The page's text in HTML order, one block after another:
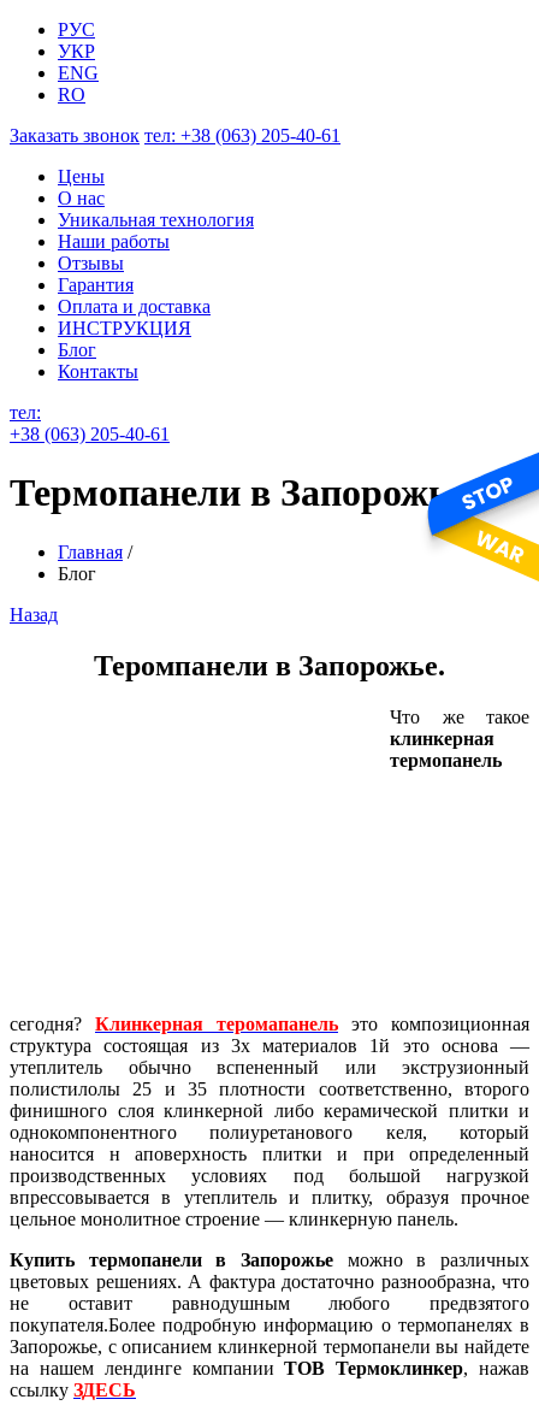
РУС
УКР
ENG
RO
Заказать звонок тел: +38 (063) 205-40-61
Цены
О нас
Уникальная технология
Наши работы
Отзывы
Гарантия
Оплата и доставка
ИНСТРУКЦИЯ
Блог
Контакты
тел:
+38 (063) 205-40-61
Термопанели в Запорожье
Главная /
Блог
Назад
Теромпанели в Запорожье.
Что же такое
клинкерная
термопанель
сегодня? Клинкерная теромапанель это композиционная
структура состоящая из 3х материалов 1й это основа —
утеплитель обычно вспененный или экструзионный
полистилолы 25 и 35 плотности соответственно, второго
финишного слоя клинкерной либо керамической плитки и
однокомпонентного полиуретанового келя, который
наносится н аповерхность плитки и при определенный
производственных условиях под большой нагрузкой
впрессовывается в утеплитель и плитку, образуя прочное
цельное монолитное строение — клинкерную панель.
Купить термопанели в Запорожье можно в различных
цветовых решениях. А фактура достаточно разнообразна, что
не оставит равнодушным любого предвзятого
покупателя.Более подробную информацию о термопанелях в
Запорожье, с описанием клинкерной термопанели вы найдете
на нашем лендинге компанииТОВ Термоклинкер, нажав
ссылку ЗДЕСЬ